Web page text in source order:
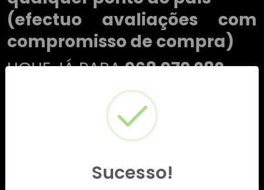
(efectuo avaliações com
compromisso de compra)
LIGUE JÁ PARA968 079 282
Sucesso!